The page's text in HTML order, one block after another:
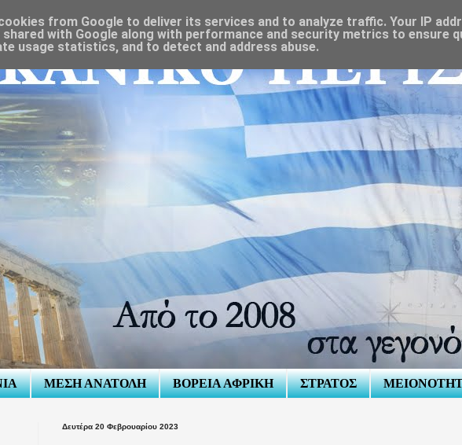
ΜΕΣΗ ΑΝΑΤΟΛΗ ΒΟΡΕΙΑ ΑΦΡΙΚΗ ΣΤΡΑΤΟΣ
Δευτέρα 20 Φεβρουαρίου 2023
from Google to deliver its services and to analyze traffic. Your IP
with Google along with performance and security metrics to ensure
usage statistics, and to detect and address abuse.